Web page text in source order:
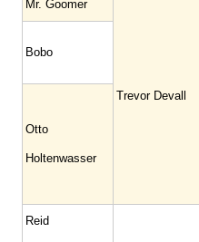
Mr. Goomer
Trevor Devall
Bobo
Otto
Holtenwasser
Reid